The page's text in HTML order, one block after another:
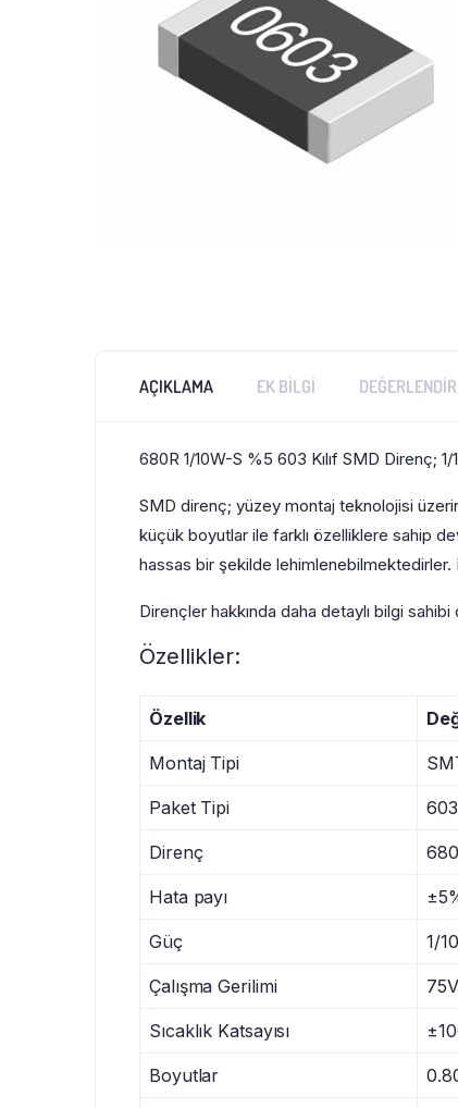
AÇIKLAMA EK BILGI
680R 1/10W-S %5 603 Kılıf SMD Direnç;
SMD direnç; yüzey montaj teknolojisi
küçük boyutlar ile farklı özelliklere sahip
hassas bir şekilde lehimlenebilmektedirler.
Dirençler hakkında daha detaylı bilgi sahibi
Özellikler:
Özellik
Montaj Tipi
Paket Tipi 603
Direnç
Hata payı
Güç 1/
Çalışma Gerilimi 75V
Sıcaklık Katsayısı
Boyutlar